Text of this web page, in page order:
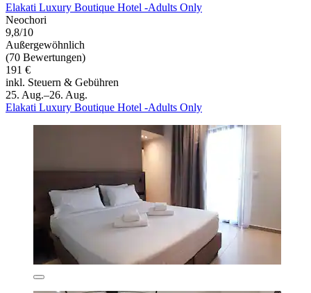
Elakati Luxury Boutique Hotel -Adults Only
Neochori
9,8/10
Außergewöhnlich
(70 Bewertungen)
191 €
inkl. Steuern & Gebühren
25. Aug.–26. Aug.
Elakati Luxury Boutique Hotel -Adults Only